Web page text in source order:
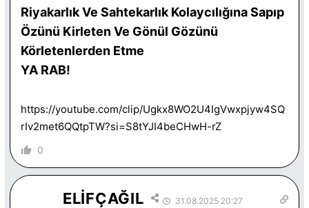
Riyakarlık Ve Sahtekarlık Kolaycılığına Sapıp
Özünü Kirleten Ve Gönül Gözünü
Körletenlerden Etme
YA RAB!
https://youtube.com/clip/Ugkx8WO2U4IgVwxpjyw4SQ
rIv2met6QQtpTW?si=S8tYJI4beCHwH-rZ
0
ELİFÇAĞIL 31.08.2025 20:27